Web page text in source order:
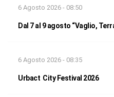
6 Agosto 2026 - 08:50
Dal 7 al 9 agosto “Vaglio,
6 Agosto 2026 - 08:35
Urbact City Festival 2026